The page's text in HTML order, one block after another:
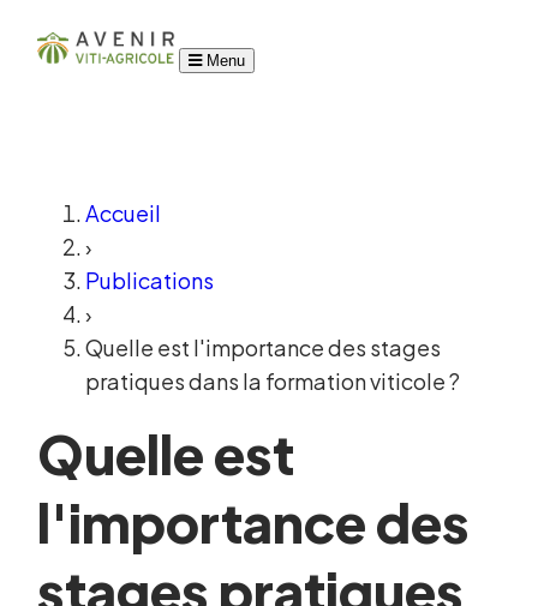
Menu
Accueil
›
Publications
›
Quelle est l'importance des stages
pratiques dans la formation viticole ?
Quelle est
l'importance des
stages pratiques